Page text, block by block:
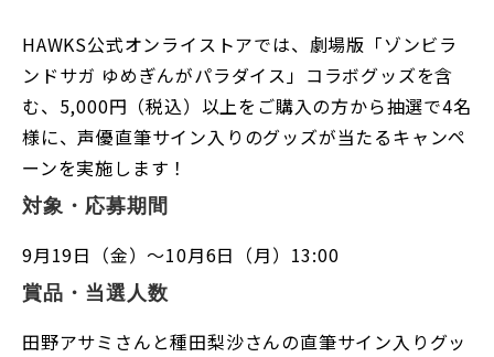
HAWKS公式オンライストアでは、劇場版「ゾンビラ
ンドサガ ゆめぎんがパラダイス」コラボグッズを含
む、5,000円（税込）以上をご購入の方から抽選で4名
様に、声優直筆サイン入りのグッズが当たるキャンペ
ーンを実施します！
対象・応募期間
9月19日（金）～10月6日（月）13:00
賞品・当選人数
田野アサミさんと種田梨沙さんの直筆サイン入りグッ